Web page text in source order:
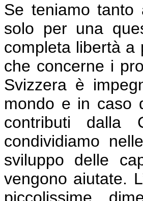
Se teniamo tanto
solo per una
completa libertà a
che concerne i
Svizzera è
mondo e in caso
contributi dalla
condividiamo
sviluppo delle
vengono aiutate.